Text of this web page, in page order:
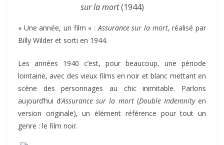
sur la mort(1944)
« Une année, un film » :Assurance sur la mort, réalisé par
Billy Wilder et sorti en 1944.
Les années 1940 c’est, pour beaucoup, une période
lointaine, avec des vieux films en noir et blanc mettant en
scène des personnages au chic inimitable. Parlons
aujourd’hui d’Assurance sur la mort(Double Indemnityen
version originale), un élément référence pour tout un
genre : le film noir.